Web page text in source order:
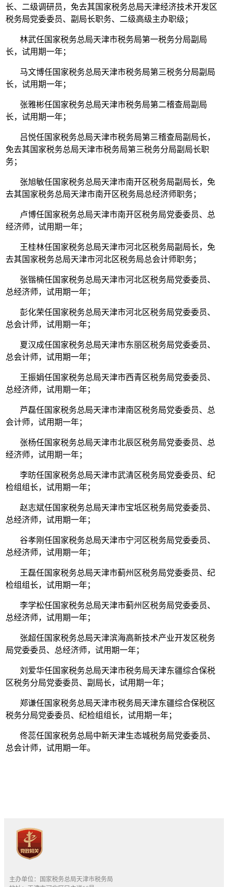
长、二级调研员，免去其国家税务总局天津经济技术开发区
税务局党委委员、副局长职务、二级高级主办职级；
林武任国家税务总局天津市税务局第一税务分局副局
长，试用期一年；
马文博任国家税务总局天津市税务局第三税务分局副局
长，试用期一年；
张雅彬任国家税务总局天津市税务局第二稽查局副局
长，试用期一年；
吕悦任国家税务总局天津市税务局第三稽查局副局长，
免去其国家税务总局天津市税务局第三税务分局副局长职
务；
张旭敏任国家税务总局天津市南开区税务局副局长，免
去其国家税务总局天津市南开区税务局总经济师职务；
卢博任国家税务总局天津市南开区税务局党委委员、总
经济师，试用期一年；
王桂林任国家税务总局天津市河北区税务局副局长，免
去其国家税务总局天津市河北区税务局总会计师职务；
张锴楠任国家税务总局天津市河北区税务局党委委员、
总经济师，试用期一年；
彭化荣任国家税务总局天津市河北区税务局党委委员、
总会计师，试用期一年；
夏汉成任国家税务总局天津市东丽区税务局党委委员、
总会计师，试用期一年；
王振娟任国家税务总局天津市西青区税务局党委委员、
总经济师，试用期一年；
芦磊任国家税务总局天津市津南区税务局党委委员、总
会计师，试用期一年；
张杨任国家税务总局天津市北辰区税务局党委委员、总
经济师，试用期一年；
李昉任国家税务总局天津市武清区税务局党委委员、纪
检组组长，试用期一年；
赵志斌任国家税务总局天津市宝坻区税务局党委委员、
总经济师，试用期一年；
谷孝刚任国家税务总局天津市宁河区税务局党委委员、
总经济师，试用期一年；
王磊任国家税务总局天津市蓟州区税务局党委委员、纪
检组组长，试用期一年；
李学松任国家税务总局天津市蓟州区税务局党委委员、
总经济师，试用期一年；
张超任国家税务总局天津滨海高新技术产业开发区税务
局党委委员、总经济师，试用期一年；
刘爱华任国家税务总局天津市税务局天津东疆综合保税
区税务分局党委委员、副局长，试用期一年；
郑谦任国家税务总局天津市税务局天津东疆综合保税区
税务分局党委委员、纪检组组长，试用期一年；
佟蕊任国家税务总局中新天津生态城税务局党委委员、
总会计师，试用期一年。
主办单位：国家税务总局天津市税务局